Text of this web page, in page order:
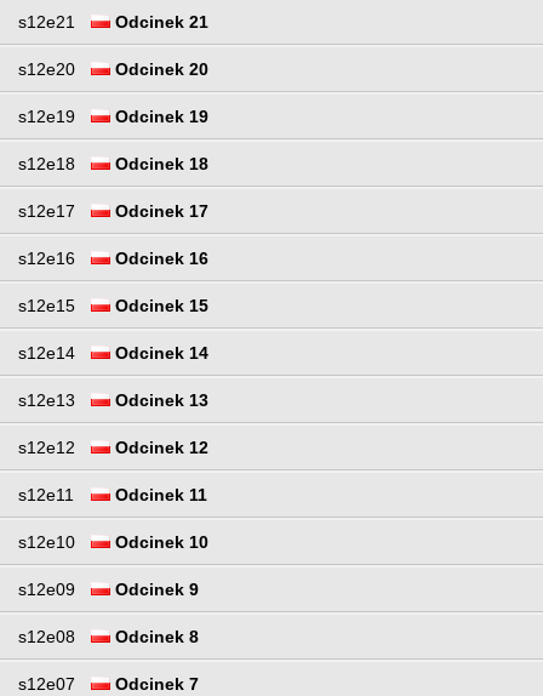
s12e21 Odcinek 21
s12e20 Odcinek 20
s12e19 Odcinek 19
s12e18 Odcinek 18
s12e17 Odcinek 17
s12e16 Odcinek 16
s12e15 Odcinek 15
s12e14 Odcinek 14
s12e13 Odcinek 13
s12e12 Odcinek 12
s12e11 Odcinek 11
s12e10 Odcinek 10
s12e09 Odcinek 9
s12e08 Odcinek 8
s12e07 Odcinek 7